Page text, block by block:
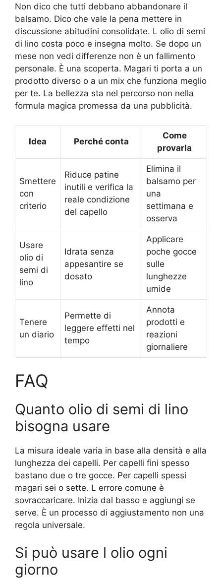
Non dico che tutti debbano abbandonare il
balsamo. Dico che vale la pena mettere in
discussione abitudini consolidate. L olio di semi
di lino costa poco e insegna molto. Se dopo un
mese non vedi differenze non è un fallimento
personale. È una scoperta. Magari ti porta a un
prodotto diverso o a un mix che funziona meglio
per te. La bellezza sta nel percorso non nella
formula magica promessa da una pubblicità.
Idea Perché conta
Come
provarla
Smettere
con
criterio
Riduce patine
inutili e verifica la
reale condizione
del capello
Elimina il
balsamo per
una
settimana e
osserva
Usare
olio di
semi di
lino
Idrata senza
appesantire se
dosato
Applicare
poche gocce
sulle
lunghezze
umide
Tenere
un diario
Permette di
leggere effetti nel
tempo
Annota
prodotti e
reazioni
giornaliere
FAQ
Quanto olio di semi di lino
bisogna usare
La misura ideale varia in base alla densità e alla
lunghezza dei capelli. Per capelli fini spesso
bastano due o tre gocce. Per capelli spessi
magari sei o sette. L errore comune è
sovraccaricare. Inizia dal basso e aggiungi se
serve. È un processo di aggiustamento non una
regola universale.
Si può usare l olio ogni
giorno